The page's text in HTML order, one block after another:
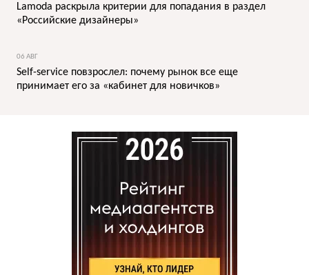
Lamoda раскрыла критерии для попадания в раздел
«Российские дизайнеры»
06 АВГ
Self-service повзрослел: почему рынок все еще
принимает его за «кабинет для новичков»